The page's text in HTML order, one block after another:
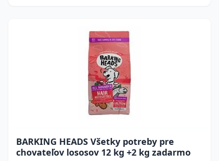
BARKING HEADS Všetky potreby pre
chovateľov lososov 12 kg +2 kg zadarmo